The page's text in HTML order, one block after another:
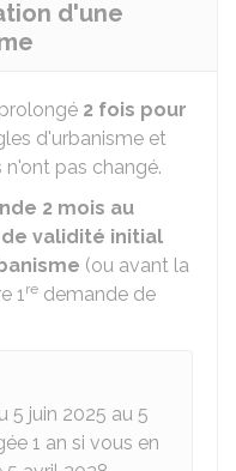
d'une
2 fois pour
d'urbanisme et
pas changé.
2 mois au
validité initial
(ou avant la
1re demande de
5 juin 2025 au 5
1 an si vous en